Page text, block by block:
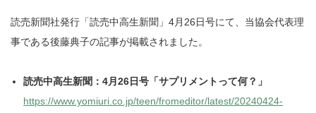
読売新聞社発行「読売中高生新聞」4月26日号にて、当協会代表理
事である後藤典子の記事が掲載されました。
読売中高生新聞：4月26日号「サプリメントって何？」
https://www.yomiuri.co.jp/teen/fromeditor/latest/20240424-